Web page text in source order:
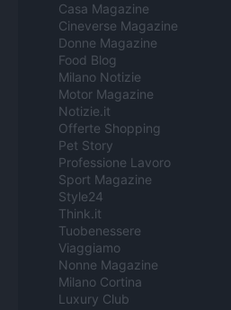
Casa Magazine
Cineverse Magazine
Donne Magazine
Food Blog
Milano Notizie
Motor Magazine
Notizie.it
Offerte Shopping
Pet Story
Professione Lavoro
Sport Magazine
Style24
Think.it
Tuobenessere
Viaggiamo
Nonne Magazine
Milano Cortina
Luxury Club